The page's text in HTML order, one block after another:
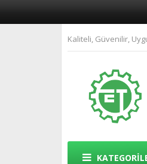
Kaliteli, Güvenilir,